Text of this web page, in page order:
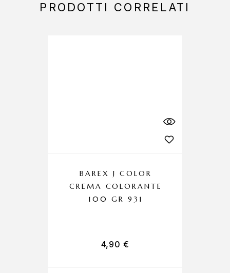
PRODOTTI CORRELATI
BAREX J COLOR
CREMA COLORANTE
100 GR 931
4,90 €